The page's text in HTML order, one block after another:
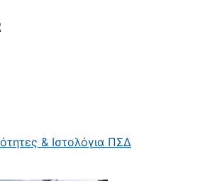
& Ιστολόγια ΠΣΔ